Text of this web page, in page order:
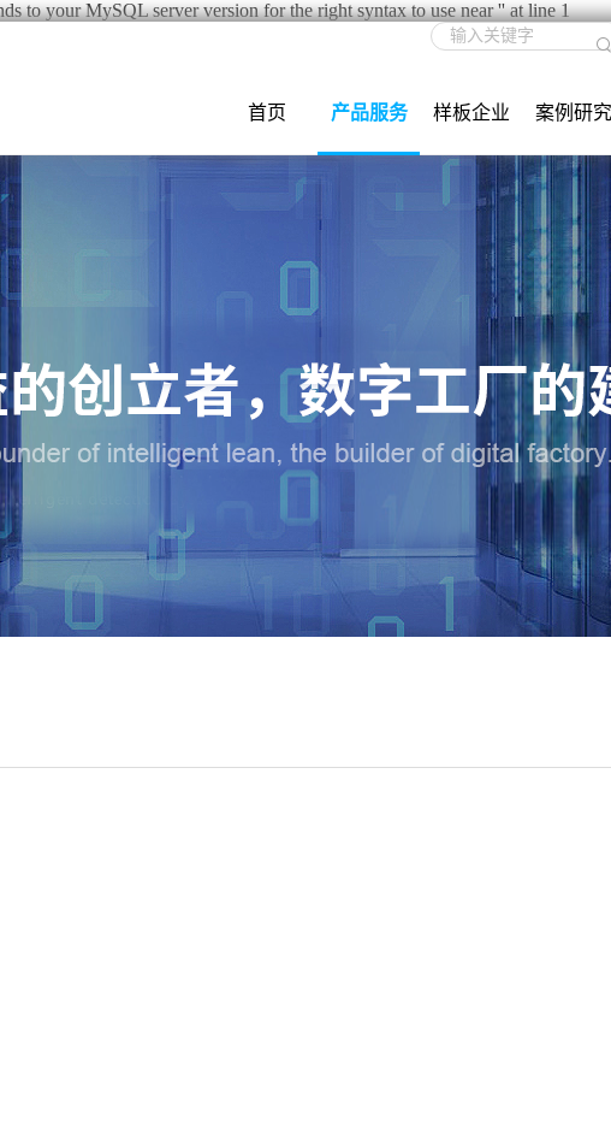
to your MySQL server version for the right syntax to use near '' at line 1
首页 产品服务 样板企业 案例研究